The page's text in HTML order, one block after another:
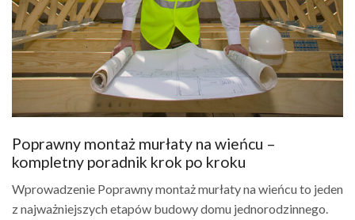
Poprawny montaż murłaty na wieńcu –
kompletny poradnik krok po kroku
Wprowadzenie Poprawny montaż murłaty na wieńcu to jeden
z najważniejszych etapów budowy domu jednorodzinnego.